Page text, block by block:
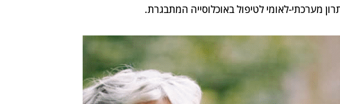
מערכתי-לאומי לטיפול באוכלוסייה המתבגרת.